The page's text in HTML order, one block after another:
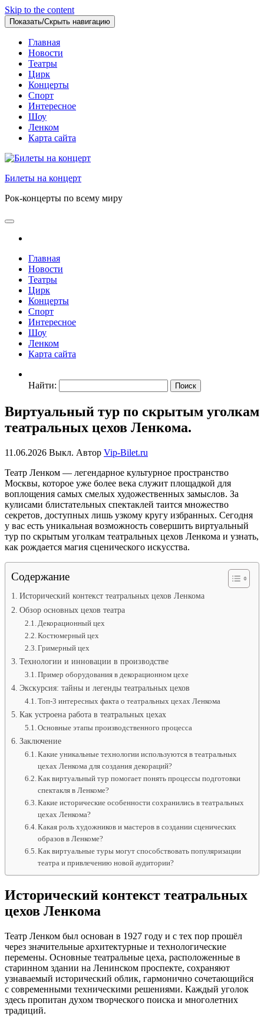
Skip to the content
Показать/Скрыть навигацию
Главная
Новости
Театры
Цирк
Концерты
Спорт
Интересное
Шоу
Ленком
Карта сайта
Билеты на концерт
Рок-концерты по всему миру
Главная
Новости
Театры
Цирк
Концерты
Спорт
Интересное
Шоу
Ленком
Карта сайта
Найти:
Виртуальный тур по скрытым уголкам
театральных цехов Ленкома.
11.06.2026 Выкл. Автор Vip-Bilet.ru
Театр Ленком — легендарное культурное пространство
Москвы, которое уже более века служит площадкой для
воплощения самых смелых художественных замыслов. За
кулисами блистательных спектаклей таится множество
секретов, доступных лишь узкому кругу избранных. Сегодня
у вас есть уникальная возможность совершить виртуальный
тур по скрытым уголкам театральных цехов Ленкома и узнать,
как рождается магия сценического искусства.
Содержание
Исторический контекст театральных цехов Ленкома
Обзор основных цехов театра
Декорационный цех
Костюмерный цех
Гримерный цех
Технологии и инновации в производстве
Пример оборудования в декорационном цехе
Экскурсия: тайны и легенды театральных цехов
Топ-3 интересных факта о театральных цехах Ленкома
Как устроена работа в театральных цехах
Основные этапы производственного процесса
Заключение
Какие уникальные технологии используются в театральных
цехах Ленкома для создания декораций?
Как виртуальный тур помогает понять процессы подготовки
спектакля в Ленкоме?
Какие исторические особенности сохранились в театральных
цехах Ленкома?
Какая роль художников и мастеров в создании сценических
образов в Ленкоме?
Как виртуальные туры могут способствовать популяризации
театра и привлечению новой аудитории?
Исторический контекст театральных
цехов Ленкома
Театр Ленком был основан в 1927 году и с тех пор прошёл
через значительные архитектурные и технологические
перемены. Основные театральные цеха, расположенные в
старинном здании на Ленинском проспекте, сохраняют
узнаваемый исторический облик, гармонично сочетающийся
с современными техническими решениями. Каждый уголок
здесь пропитан духом творческого поиска и многолетних
традиций.